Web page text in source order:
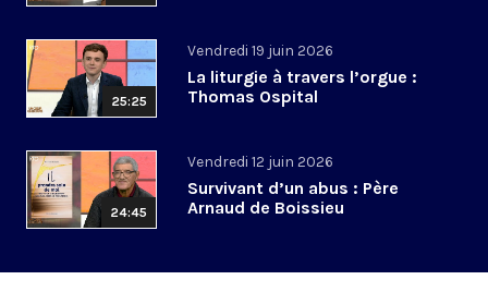
25:25
Vendredi 19 juin 2026
La liturgie à travers l’orgue :
Thomas Ospital
24:45
Vendredi 12 juin 2026
Survivant d’un abus : Père
Arnaud de Boissieu